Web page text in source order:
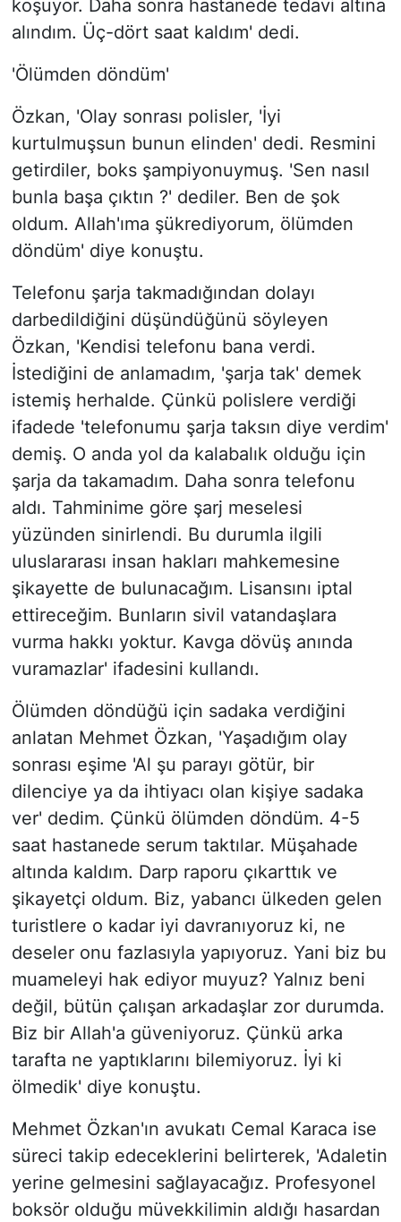
koşuyor. Daha sonra hastanede tedavi altına
alındım. Üç-dört saat kaldım' dedi.
'Ölümden döndüm'
Özkan, 'Olay sonrası polisler, 'İyi
kurtulmuşsun bunun elinden' dedi. Resmini
getirdiler, boks şampiyonuymuş. 'Sen nasıl
bunla başa çıktın ?' dediler. Ben de şok
oldum. Allah'ıma şükrediyorum, ölümden
döndüm' diye konuştu.
Telefonu şarja takmadığından dolayı
darbedildiğini düşündüğünü söyleyen
Özkan, 'Kendisi telefonu bana verdi.
İstediğini de anlamadım, 'şarja tak' demek
istemiş herhalde. Çünkü polislere verdiği
ifadede 'telefonumu şarja taksın diye verdim'
demiş. O anda yol da kalabalık olduğu için
şarja da takamadım. Daha sonra telefonu
aldı. Tahminime göre şarj meselesi
yüzünden sinirlendi. Bu durumla ilgili
uluslararası insan hakları mahkemesine
şikayette de bulunacağım. Lisansını iptal
ettireceğim. Bunların sivil vatandaşlara
vurma hakkı yoktur. Kavga dövüş anında
vuramazlar' ifadesini kullandı.
Ölümden döndüğü için sadaka verdiğini
anlatan Mehmet Özkan, 'Yaşadığım olay
sonrası eşime 'Al şu parayı götür, bir
dilenciye ya da ihtiyacı olan kişiye sadaka
ver' dedim. Çünkü ölümden döndüm. 4-5
saat hastanede serum taktılar. Müşahade
altında kaldım. Darp raporu çıkarttık ve
şikayetçi oldum. Biz, yabancı ülkeden gelen
turistlere o kadar iyi davranıyoruz ki, ne
deseler onu fazlasıyla yapıyoruz. Yani biz bu
muameleyi hak ediyor muyuz? Yalnız beni
değil, bütün çalışan arkadaşlar zor durumda.
Biz bir Allah'a güveniyoruz. Çünkü arka
tarafta ne yaptıklarını bilemiyoruz. İyi ki
ölmedik' diye konuştu.
Mehmet Özkan'ın avukatı Cemal Karaca ise
süreci takip edeceklerini belirterek, 'Adaletin
yerine gelmesini sağlayacağız. Profesyonel
boksör olduğu müvekkilimin aldığı hasardan